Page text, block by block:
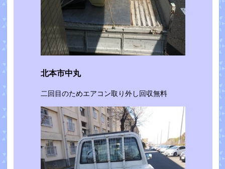
北本市中丸
二回目のためエアコン取り外し回収無料